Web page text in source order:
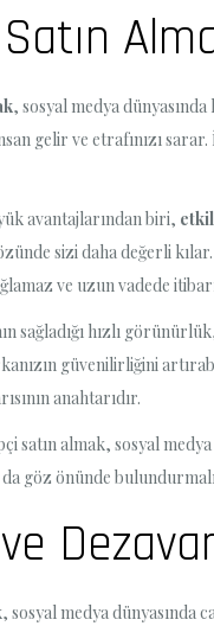
, sosyal medya
gelir ve etrafınızı
avantajlarından biri,
sizi daha değerli
ve uzun vadede
sağladığı hızlı
güvenilirliğini
anahtarıdır.
satın almak, sosyal
göz önünde
sosyal medya